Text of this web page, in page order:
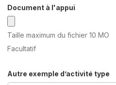
Document à l'appui
Taille maximum du fichier 10 MO
Facultatif
Autre exemple d’activité type